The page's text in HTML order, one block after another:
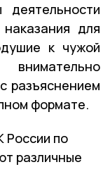
для
к чужой
разъяснением
формате.
России по
различные